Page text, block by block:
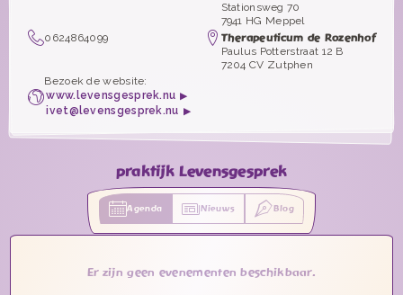
0624864099
Stationsweg 70
7941 HG Meppel
Therapeuticum de Rozenhof
Paulus Potterstraat 12 B
7204 CV Zutphen
Bezoek de website:
www.levensgesprek.nu
ivet@levensgesprek.nu
praktijk Levensgesprek
Agenda Nieuws Blog
Er zijn geen evenementen beschikbaar.